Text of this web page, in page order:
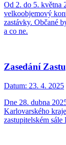
Od 2. do 5. května
velkoobjemový
zastávky. Občané
a co ne.
Zasedání
Datum: 23. 4. 2025
Dne 28. dubna
Karlovarského
zastupitelském